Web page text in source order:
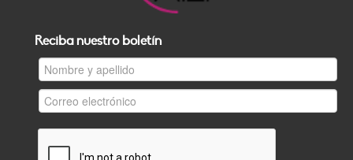
Reciba nuestro boletín